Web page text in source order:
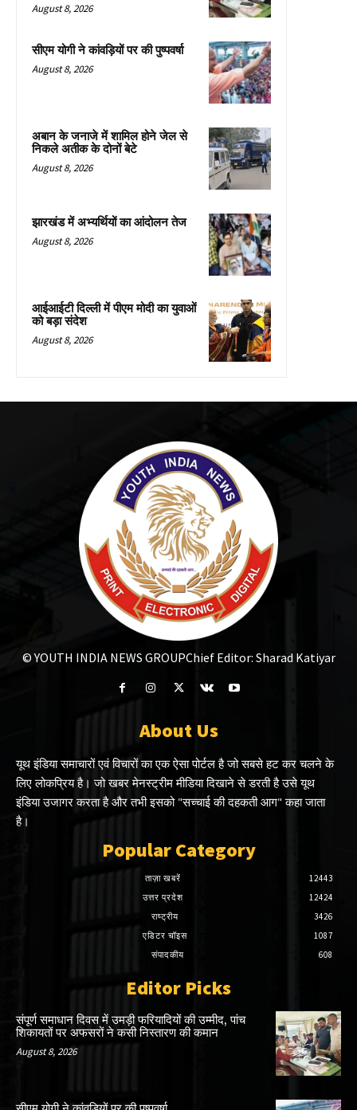
August 8, 2026
सीएम योगी ने कांवड़ियों पर की पुष्पवर्षा
August 8, 2026
अबान के जनाजे में शामिल होने जेल से
निकले अतीक के दोनों बेटे
August 8, 2026
झारखंड में अभ्यर्थियों का आंदोलन तेज
August 8, 2026
आईआईटी दिल्ली में पीएम मोदी का युवाओं
को बड़ा संदेश
August 8, 2026
© YOUTH INDIA NEWS GROUPChief Editor: Sharad Katiyar
About Us
यूथ इंडिया समाचारों एवं विचारों का एक ऐसा पोर्टल है जो सबसे हट कर चलने के
लिए लोकप्रिय है। जो खबर मेनस्ट्रीम मीडिया दिखाने से डरती है उसे यूथ
इंडिया उजागर करता है और तभी इसको "सच्चाई की दहकती आग" कहा जाता
है।
Popular Category
ताज़ा खबरें
12443
उत्तर प्रदेश
12424
राष्ट्रीय
3426
एडिटर चॉइस
1087
संपादकीय
608
Editor Picks
संपूर्ण समाधान दिवस में उमड़ी फरियादियों की उम्मीद, पांच
शिकायतों पर अफसरों ने कसी निस्तारण की कमान
August 8, 2026